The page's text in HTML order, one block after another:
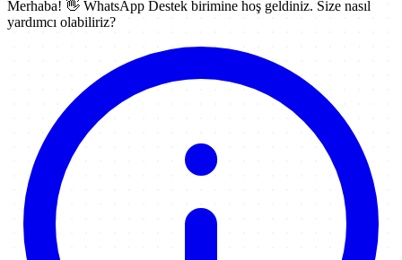
Merhaba! 👋 WhatsApp Destek birimine hoş geldiniz. Size nasıl
yardımcı olabiliriz?